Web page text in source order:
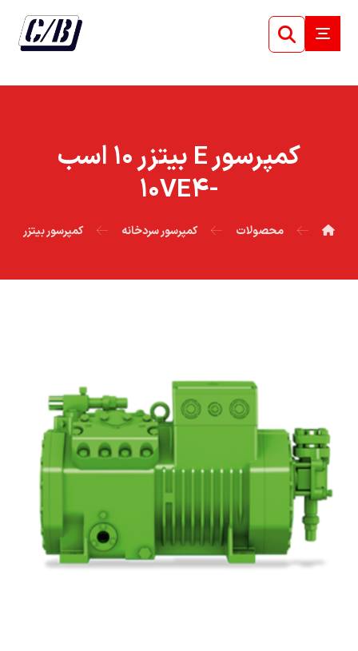
کمپرسور E بيتزر ۱۰ اسب
-۱۰VE۴
محصولات کمپرسور سردخانه کمپرسور بیتزر